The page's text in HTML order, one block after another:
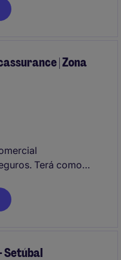
| Zona
Terá como
aos clientes
Setúbal